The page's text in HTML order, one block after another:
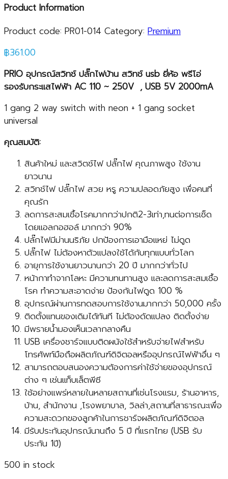
Product Information
Product code: PR01-014 Category: Premium
฿361.00
PRIO อุปกรณ์สวิทช์ ปลั๊กไฟบ้าน สวิทช์usb ยี่ห้อ พรีโอ่
รองรับกระแสไฟฟ้า AC 110 ~ 250V , USB 5V 2000mA
1 gang 2 way switch with neon + 1 gang socket
universal
คุณสมบัติ:
สินค้าใหม่ และสวิตช์ไฟ ปลั๊กไฟ คุณภาพสูง ใช้งาน
ยาวนาน
สวิทช์ไฟ ปลั๊กไฟ สวย หรู ความปลอดภัยสูง เพื่อคนที่
คุณรัก
ลดการสะสมเชื้อโรคมากกว่าปกติ2-3เท่า,ทนต่อการเช็ด
โดยแอลกอฮอล์ มากกว่า 90%
ปลั๊กไฟมีม่านนริภัย ปกป้องการเอามือแหย่ ไม่ดูด
ปลั๊กไฟ ไม่ต้องหาตัวแปลงใช้ได้กับทุกแบบทั่วโลก
อายุการใช้งานยาวนานกว่า 20 ปี มากกว่าทั่วไป
หน้ากาทำจากโลหะ มีความทนทานสูง และลดการสะสมเชื้อ
โรค ทำความสะอาดง่าย ป้องกันไฟดูด 100 %
อุปกรณ์ผ่านการทดสอบการใช้งานมากกว่า 50,000 ครั้ง
ติดตั้งแทนของเดิมได้ทันที ไม่ต้องดัดแปลง ติดตั้งง่าย
มีพรายน้ำมองเห็นเวลากลางคืน
USB เครื่องชาร์จแบบติดผนังใช้สำหรับจ่ายไฟสำหรับ
โทรศัพท์มือถือผลิตภัณฑ์ดิจิตอลหรืออุปกรณ์ไฟฟ้าอื่น ๆ
สามารถตอบสนองความต้องการค่าใช้จ่ายของอุปกรณ์
ต่าง ๆ เช่นแท็บเล็ตพีซี
ใช้อย่างแพร่หลายในหลายสถานที่เช่นโรงแรม, ร้านอาหาร,
บ้าน, สำนักงาน ,โรงพยาบาล, วิลล่า,สถานที่สาธารณะเพื่อ
ความสะดวกของลูกค้าในการชาร์จผลิตภัณฑ์ดิจิตอล
มีรับประกันอุปกรณ์นานถึง 5 ปี ที่แรกไทย (USB รับ
ประกัน 1ปี)
500 in stock